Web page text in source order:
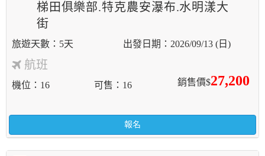
梯田俱樂部.特克農安瀑布.水明漾大
街
5天 2026/09/13 (日)
航班
銷售價$27,200
機位 16 可售 16
報名